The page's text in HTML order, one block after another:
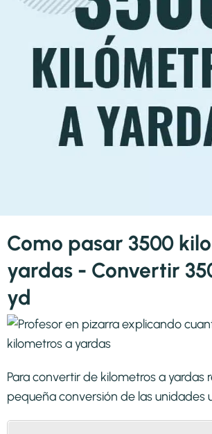
Como pasar 3500
yardas - Convertir
yd
Para convertir de kilometros a yardas
pequeña conversión de las unidades